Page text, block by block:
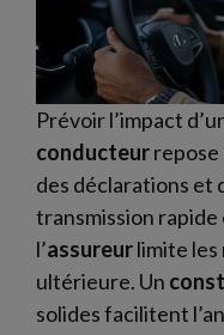
Prévoir l’impact
conducteur
des déclarations et
transmission
l’assureurlimite
ultérieure. Un
solides facilitent